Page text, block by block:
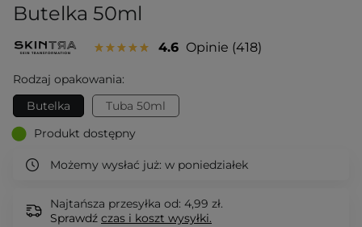
Butelka 50ml
4.6 Opinie 418
Rodzaj opakowania:
Butelka
Tuba 50ml
Produkt dostępny
Możemy wysłać już: w poniedziałek
Najtańsza przesyłka od: 4,99 zł.
Sprawdź czas i koszt wysyłki.